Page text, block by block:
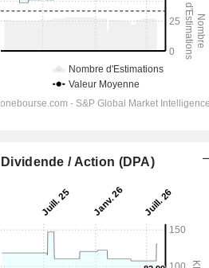
Dividende / Action (DPA)